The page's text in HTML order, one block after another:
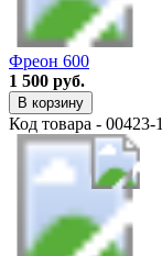
Фреон 600
1 500 руб.
В корзину
Код товара - 00423-1